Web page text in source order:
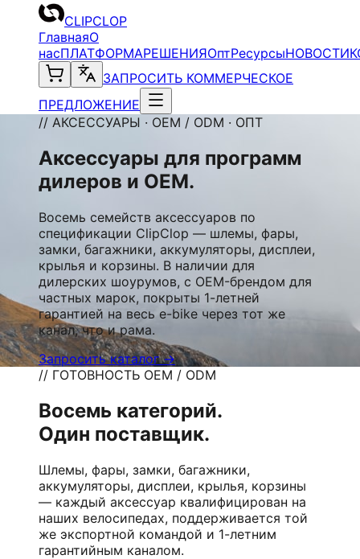
CLIPCLOP
ГлавнаяО
насПЛАТФОРМАРЕШЕНИЯОптРесурсыНОВОСТИ
ЗАПРОСИТЬ КОММЕРЧЕСКОЕ
ПРЕДЛОЖЕНИЕ
// АКСЕССУАРЫ · OEM / ODM · ОПТ
Аксессуары для программ
дилеров и OEM.
Восемь семейств аксессуаров по
спецификации ClipClop — шлемы, фары,
замки, багажники, аккумуляторы, дисплеи,
крылья и корзины. В наличии для
дилерских шоурумов, с OEM-брендом для
частных марок, покрыты 1-летней
гарантией на весь e-bike через тот же
канал, что и рама.
Запросить каталог →
// ГОТОВНОСТЬ OEM / ODM
Восемь категорий.
Один поставщик.
Шлемы, фары, замки, багажники,
аккумуляторы, дисплеи, крылья, корзины
— каждый аксессуар квалифицирован на
наших велосипедах, поддерживается той
же экспортной командой и 1-летним
гарантийным каналом.